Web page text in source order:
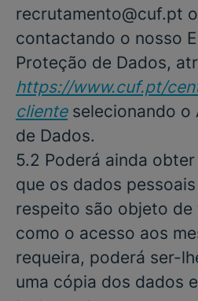
recrutamento@cuf.pt
contactando o nosso
Proteção de Dados,
https://www.cuf.pt/
clienteselecionando o
de Dados.
5.2 Poderá ainda
que os dados
respeito são objeto
como o acesso aos
requeira, poderá ser-
uma cópia dos dados